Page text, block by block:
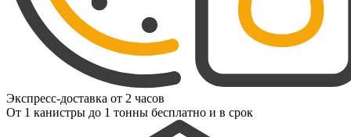
Экспресс-доставка от 2 часов
От 1 канистры до 1 тонны бесплатно и в срок